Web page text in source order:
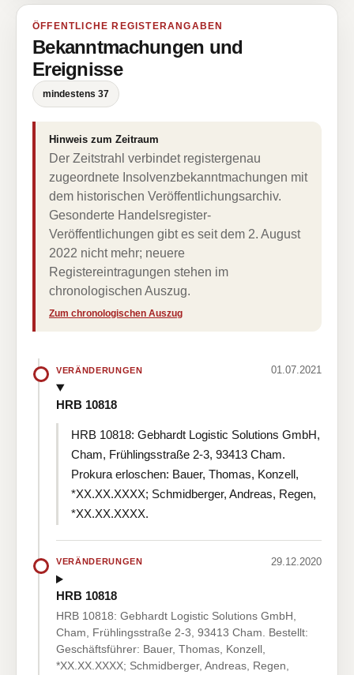
ÖFFENTLICHE REGISTERANGABEN
Bekanntmachungen und
Ereignisse
mindestens 37
Hinweis zum Zeitraum
Der Zeitstrahl verbindet registergenau
zugeordnete Insolvenzbekanntmachungen mit
dem historischen Veröffentlichungsarchiv.
Gesonderte Handelsregister-
Veröffentlichungen gibt es seit dem 2. August
2022 nicht mehr; neuere
Registereintragungen stehen im
chronologischen Auszug.
Zum chronologischen Auszug
VERÄNDERUNGEN 01.07.2021
HRB 10818
HRB 10818: Gebhardt Logistic Solutions GmbH,
Cham, Frühlingsstraße 2-3, 93413 Cham.
Prokura erloschen: Bauer, Thomas, Konzell,
*XX.XX.XXXX; Schmidberger, Andreas, Regen,
*XX.XX.XXXX.
VERÄNDERUNGEN 29.12.2020
HRB 10818
HRB 10818: Gebhardt Logistic Solutions GmbH,
Cham, Frühlingsstraße 2-3, 93413 Cham. Bestellt:
Geschäftsführer: Bauer, Thomas, Konzell,
*XX.XX.XXXX; Schmidberger, Andreas, Regen,